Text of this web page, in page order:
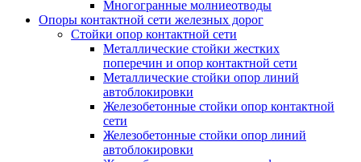
Многогранные молниеотводы
Опоры контактной сети железных дорог
Стойки опор контактной сети
Металлические стойки жестких
поперечин и опор контактной сети
Металлические стойки опор линий
автоблокировки
Железобетонные стойки опор контактной
сети
Железобетонные стойки опор линий
автоблокировки